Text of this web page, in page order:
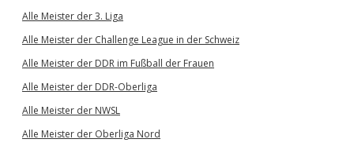
Alle Meister der 3. Liga
Alle Meister der Challenge League in der Schweiz
Alle Meister der DDR im Fußball der Frauen
Alle Meister der DDR-Oberliga
Alle Meister der NWSL
Alle Meister der Oberliga Nord